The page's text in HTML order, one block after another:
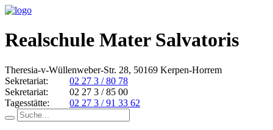
Realschule Mater Salvatoris
Theresia-v-Wüllenweber-Str. 28, 50169 Kerpen-Horrem
Sekretariat:
02 27 3 / 80 78
Sekretariat:
02 27 3 / 85 00
Tagesstätte:
02 27 3 / 91 33 62